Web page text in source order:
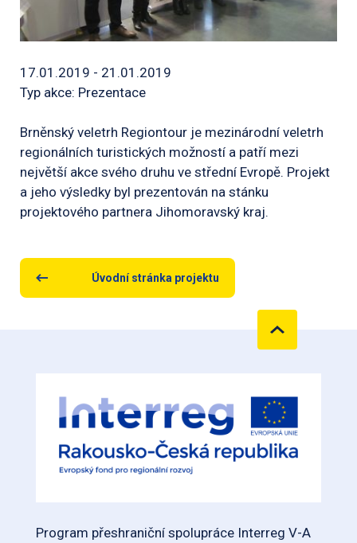
17.01.2019 - 21.01.2019
Typ akce: Prezentace
Brněnský veletrh Regiontour je mezinárodní veletrh
regionálních turistických možností a patří mezi
největší akce svého druhu ve střední Evropě. Projekt
a jeho výsledky byl prezentován na stánku
projektového partnera Jihomoravský kraj.
Úvodní stránka projektu
Program přeshraniční spolupráce Interreg V-A